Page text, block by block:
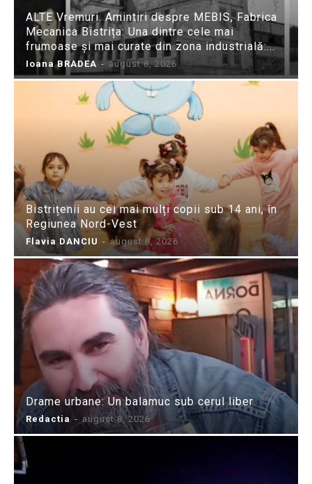
ALTE Vremuri. Amintiri despre MEBIS, Fabrica
Mecanica Bistrița: Una dintre cele mai
frumoase și mai curate din zona industrială:...
Ioana BRADEA - august 8, 2026
Bistrițenii au cei mai mulți copii sub 14 ani, în
Regiunea Nord-Vest
Flavia DANCIU - august 8, 2026
Drame urbane: Un balamuc sub cerul liber
Redactia - august 8, 2026